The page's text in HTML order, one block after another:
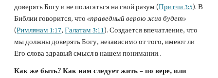
доверять Богу и не полагаться на свой разум (Притчи 3:5). В
Библии говорится, что «праведный верою жив будет»
(Римлянам 1:17, Галатам 3:11). Создается впечатление, что
мы должны доверять Богу, независимо от того, имеют ли
Его слова здравый смысл в нашем понимании..
Как же быть? Как нам следует жить – по вере, или